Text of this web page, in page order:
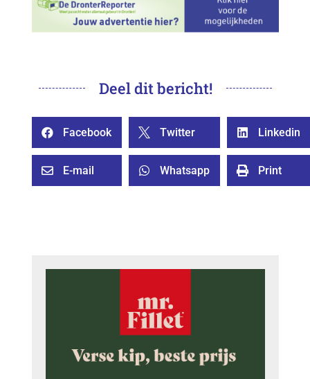
Deel dit bericht!
 Facebook  Twitter  Linkedin
 E-mail  Whatsapp  Print